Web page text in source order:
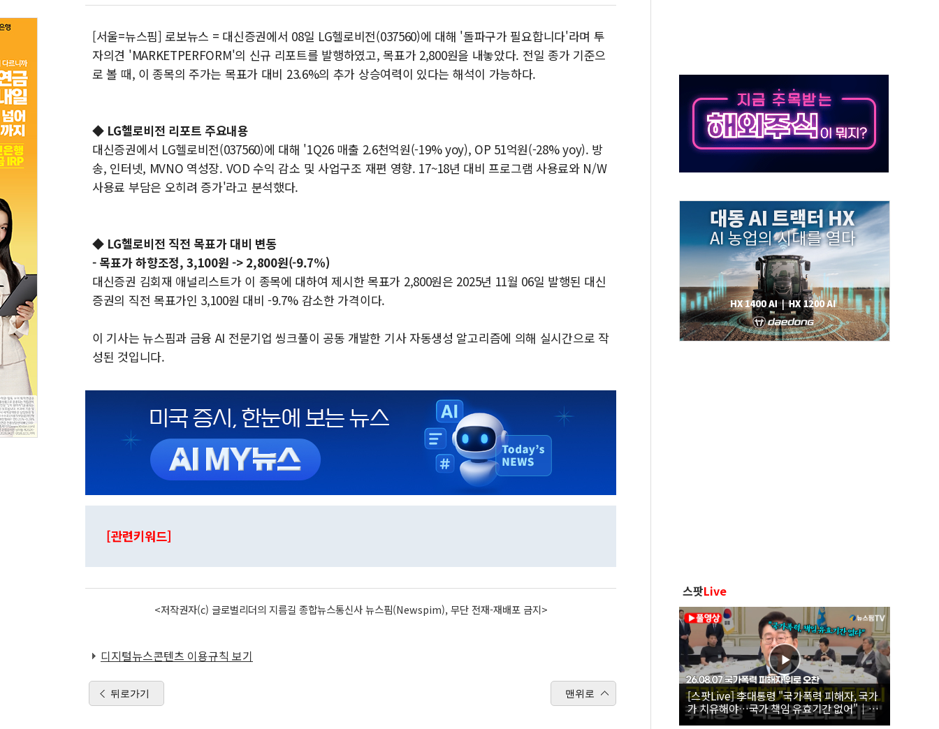
프롬바이오, 10일 거래 재개…"재무구조 개편"
NH농협생명, 농작업 중 온열질환 보장…폭염기 신속 보상 강화
아바코, 2분기 매출 120억원
[서울=뉴스핌] 로보뉴스 = 대신증권에서 08일 LG헬로비전(037560)에 대해 '돌파구가 필요합니다'라며 투
자의견 'MARKETPERFORM'의 신규 리포트를 발행하였고, 목표가 2,800원을 내놓았다. 전일 종가 기준으
로 볼 때, 이 종목의 주가는 목표가 대비 23.6%의 추가 상승여력이 있다는 해석이 가능하다.
◆ LG헬로비전 리포트 주요내용
대신증권에서 LG헬로비전(037560)에 대해 '1Q26 매출 2.6천억원(-19% yoy), OP 51억원(-28% yoy). 방
송, 인터넷, MVNO 역성장. VOD 수익 감소 및 사업구조 재편 영향. 17~18년 대비 프로그램 사용료와 N/W
사용료 부담은 오히려 증가'라고 분석했다.
◆ LG헬로비전 직전 목표가 대비 변동
- 목표가 하향조정, 3,100원 -> 2,800원(-9.7%)
대신증권 김회재 애널리스트가 이 종목에 대하여 제시한 목표가 2,800원은 2025년 11월 06일 발행된 대신
증권의 직전 목표가인 3,100원 대비 -9.7% 감소한 가격이다.
이 기사는 뉴스핌과 금융 AI 전문기업 씽크풀이 공동 개발한 기사 자동생성 알고리즘에 의해 실시간으로 작
성된 것입니다.
[관련키워드]
<저작권자(c) 글로벌리더의 지름길 종합뉴스통신사 뉴스핌(Newspim), 무단 전재-재배포 금지>
디지털뉴스콘텐츠 이용규칙 보기
뒤로가기 맨위로
스팟Live
[스팟Live] 李대통령 "국가폭력 피해자, 국가
가 치유해야…국가 책임 유효기간 없어"｜
26.08.07 국가폭력 피해자 위로 오찬